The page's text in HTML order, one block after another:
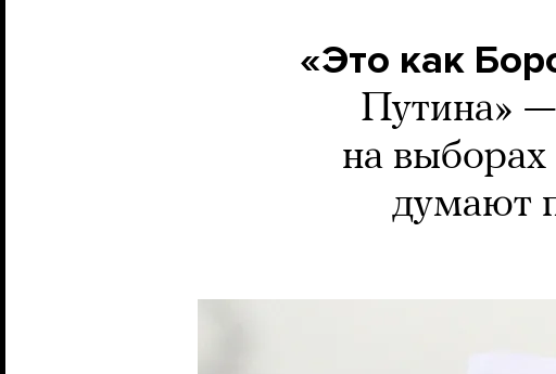
«Это как
Путина» —
на выборах
думают